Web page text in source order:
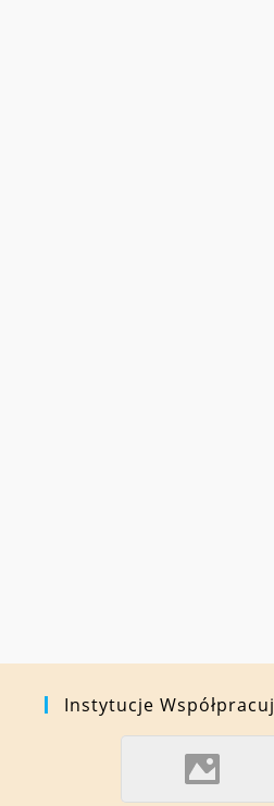
Instytucje